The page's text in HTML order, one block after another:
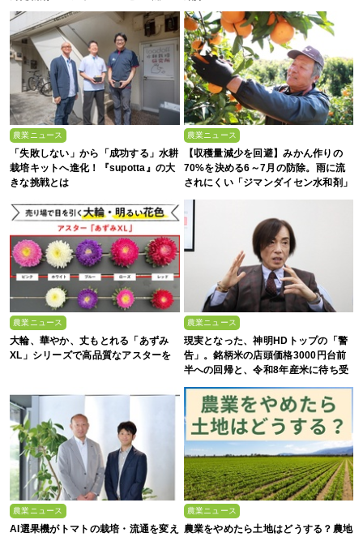
農業ニュース
「失敗しない」から「成功する」水耕
栽培キットへ進化！『supotta』の大
きな挑戦とは
農業ニュース
【収穫量減少を回避】みかん作りの
70%を決める6～7月の防除。雨に流
されにくい「ジマンダイセン水和剤」
農業ニュース
大輪、華やか、丈もとれる「あずみ
XL」シリーズで高品質なアスターを
農業ニュース
現実となった、神明HDトップの「警
告」。銘柄米の店頭価格3000円台前
半への回帰と、令和8年産米に待ち受
ける“大暴落”の可能性
農業ニュース
AI選果機がトマトの栽培・流通を変え
農業ニュース
農業をやめたら土地はどうする？農地